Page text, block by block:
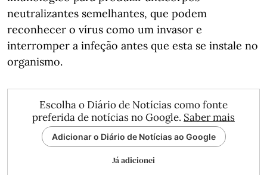
neutralizantes semelhantes, que podem
reconhecer o vírus como um invasor e
interromper a infeção antes que esta se instale no
organismo.
Escolha o Diário de Notícias como fonte
preferida de notícias no Google. Saber mais
Adicionar o Diário de Notícias ao Google
Já adicionei